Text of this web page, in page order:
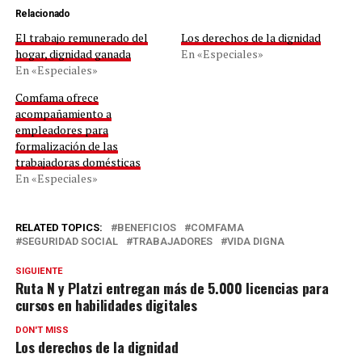
Relacionado
El trabajo remunerado del
hogar, dignidad ganada
En «Especiales»
Los derechos de la dignidad
En «Especiales»
Comfama ofrece
acompañamiento a
empleadores para
formalización de las
trabajadoras domésticas
En «Especiales»
RELATED TOPICS: BENEFICIOS
COMFAMA
SEGURIDAD SOCIAL
TRABAJADORES VIDA DIGNA
SIGUIENTE
Ruta N y Platzi entregan más de 5.000 licencias para
cursos en habilidades digitales
DON'T MISS
Los derechos de la dignidad